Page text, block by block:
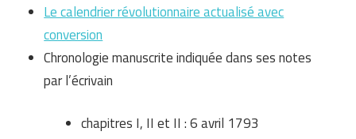
Le calendrier révolutionnaire actualisé avec
conversion
Chronologie manuscrite indiquée dans ses notes
par l’écrivain
chapitres I, II et II : 6 avril 1793